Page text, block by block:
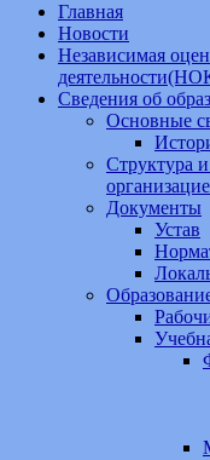
Главная
Новости
Независимая
Сведения об
Основные
Структура
Документы
Устав